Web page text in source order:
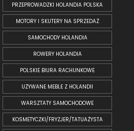
PRZEPROWADZKI HOLANDIA POLSKA
MOTORY I SKUTERY NA SPRZEDAŻ
SAMOCHODY HOLANDIA
ROWERY HOLANDIA
POLSKIE BIURA RACHUNKOWE
UŻYWANE MEBLE Z HOLANDII
WARSZTATY SAMOCHODOWE
KOSMETYCZKI/FRYZJER/TATUAŻYSTA